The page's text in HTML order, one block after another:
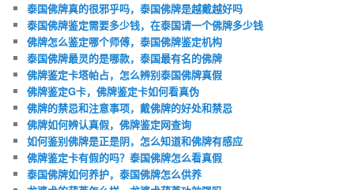
泰国佛牌真的很邪乎吗，泰国佛牌是越戴越好吗
泰国佛牌鉴定需要多少钱，在泰国请一个佛牌多少钱
佛牌怎么鉴定哪个师傅，泰国佛牌鉴定机构
泰国佛牌最灵的是哪款，泰国最有名的佛牌
佛牌鉴定卡塔帕占，怎么辨别泰国佛牌真假
佛牌鉴定G卡，佛牌鉴定卡如何看真伪
佛牌的禁忌和注意事项，戴佛牌的好处和禁忌
佛牌如何辨认真假，佛牌鉴定网查询
如何鉴别佛牌是正是阴，怎么知道和佛牌有感应
佛牌鉴定卡有假的吗？泰国佛牌怎么看真假
泰国佛牌如何养护，泰国佛牌怎么供养